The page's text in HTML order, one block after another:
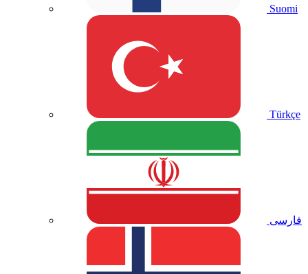
Suomi
Türkçe
فارسی